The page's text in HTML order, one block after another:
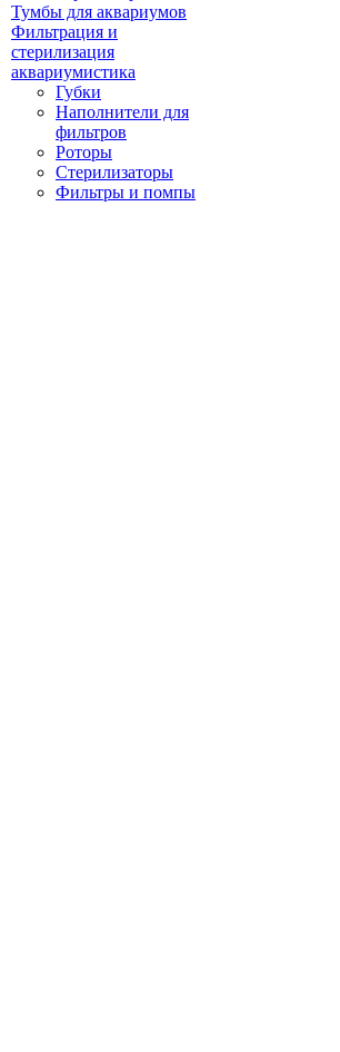
Тумбы для аквариумов
Фильтрация и
стерилизация
аквариумистика
Губки
Наполнители для
фильтров
Роторы
Стерилизаторы
Фильтры и помпы